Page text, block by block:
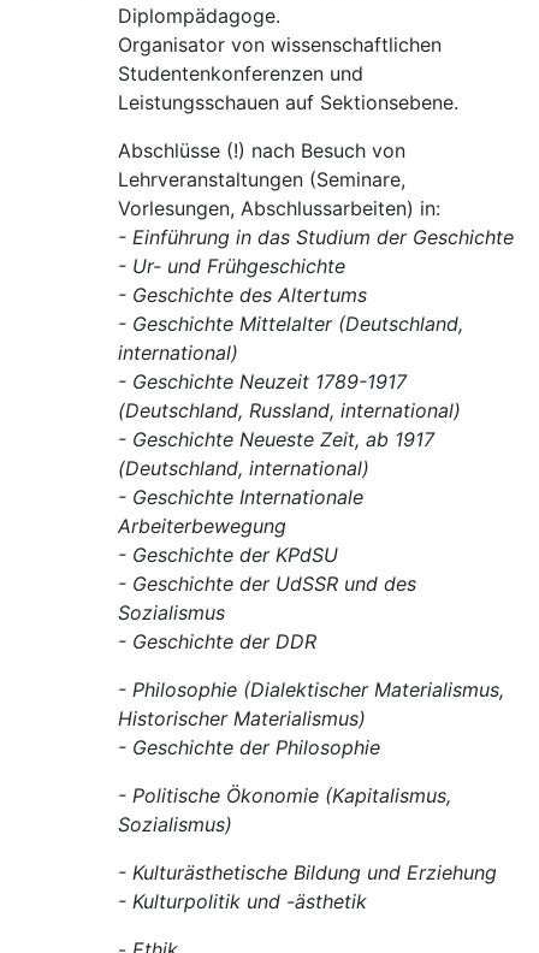
Diplompädagoge.
Organisator von wissenschaftlichen
Studentenkonferenzen und
Leistungsschauen auf Sektionsebene.
Abschlüsse (!) nach Besuch von
Lehrveranstaltungen (Seminare,
Vorlesungen, Abschlussarbeiten) in:
- Einführung in das Studium der Geschichte
- Ur- und Frühgeschichte
- Geschichte des Altertums
- Geschichte Mittelalter (Deutschland,
international)
- Geschichte Neuzeit 1789-1917
(Deutschland, Russland, international)
- Geschichte Neueste Zeit, ab 1917
(Deutschland, international)
- Geschichte Internationale
Arbeiterbewegung
- Geschichte der KPdSU
- Geschichte der UdSSR und des
Sozialismus
- Geschichte der DDR
- Philosophie (Dialektischer Materialismus,
Historischer Materialismus)
- Geschichte der Philosophie
- Politische Ökonomie (Kapitalismus,
Sozialismus)
- Kulturästhetische Bildung und Erziehung
- Kulturpolitik und -ästhetik